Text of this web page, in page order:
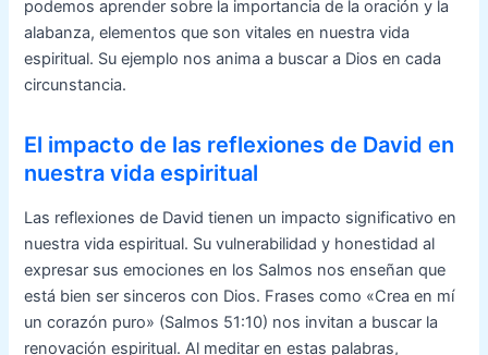
podemos aprender sobre la importancia de la oración y la
alabanza, elementos que son vitales en nuestra vida
espiritual. Su ejemplo nos anima a buscar a Dios en cada
circunstancia.
El impacto de las reflexiones de David en
nuestra vida espiritual
Las reflexiones de David tienen un impacto significativo en
nuestra vida espiritual. Su vulnerabilidad y honestidad al
expresar sus emociones en los Salmos nos enseñan que
está bien ser sinceros con Dios. Frases como «Crea en mí
un corazón puro» (Salmos 51:10) nos invitan a buscar la
renovación espiritual. Al meditar en estas palabras,